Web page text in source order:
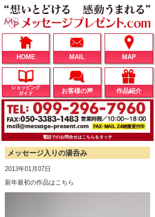
HOME MAIL MAP
ショッピング
ガイド
お客様の声 作品紹介
電話でのお問合せはこちらをタッチ
メッセージ入りの湯呑み
2013年01月07日
新年最初の作品はこちら